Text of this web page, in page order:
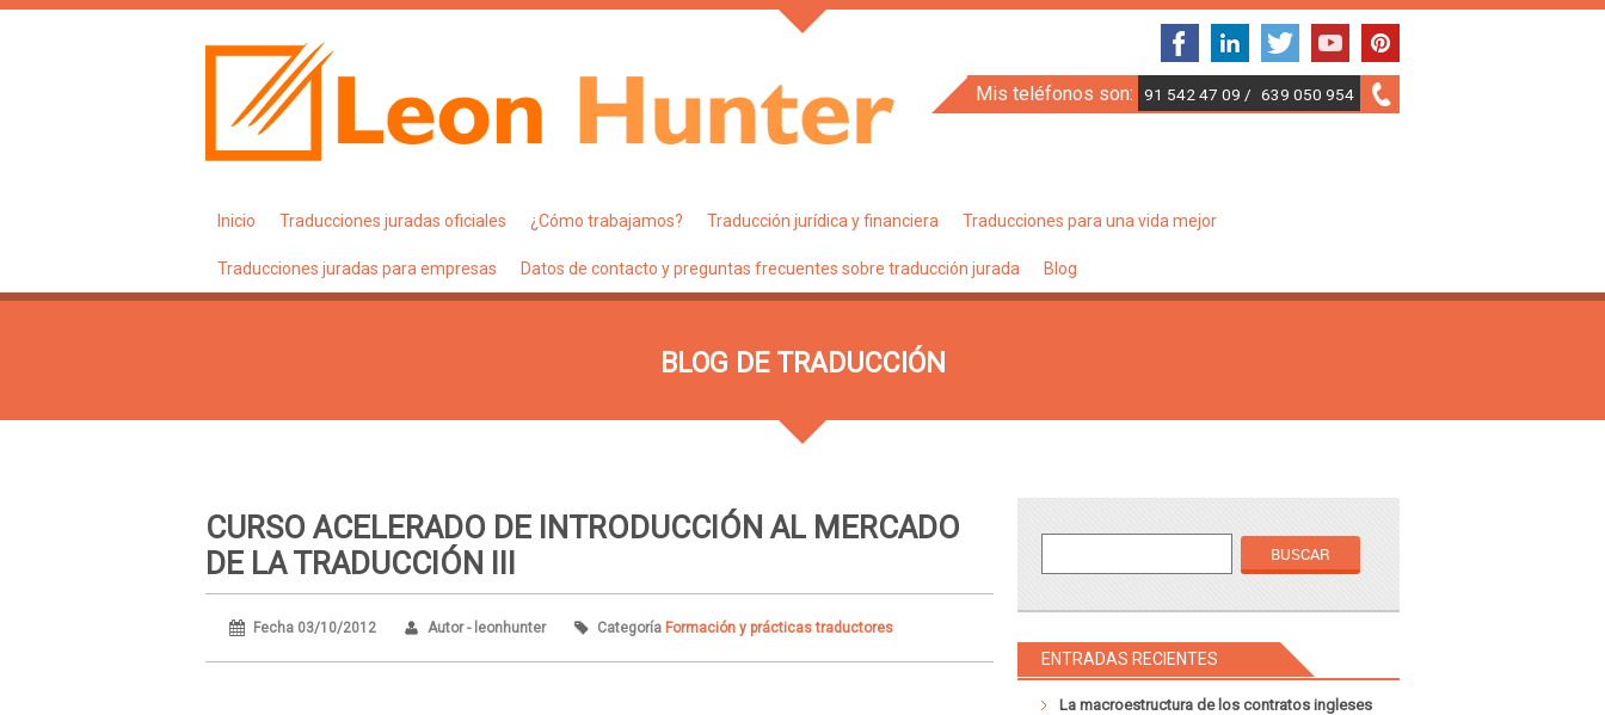
Mis teléfonos son: 91 542 47 09 / 639 050 954
Inicio Traducciones juradas oficiales ¿Cómo trabajamos? Traducción jurídica y financiera Traducciones para una vida mejor
Traducciones juradas para empresas Datos de contacto y preguntas frecuentes sobre traducción jurada Blog
BLOG DE TRADUCCIÓN
CURSO ACELERADO DE INTRODUCCIÓN AL MERCADO
DE LA TRADUCCIÓN III
Fecha 03/10/2012 Autor - leonhunter Categoría Formación y prácticas traductores
ENTRADAS RECIENTES
La macroestructura de los contratos ingleses